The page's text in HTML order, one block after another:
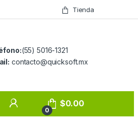
Tienda
(55) 5016-1321
contacto@quicksoft.mx
0
$0.00